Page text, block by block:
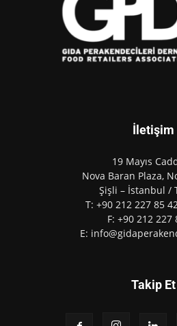
İletişim
19 Mayıs
Nova Baran Plaza,
Şişli – İstanbul /
T: +90 212 227 85
F: +90 212 227
E:
Takip Et